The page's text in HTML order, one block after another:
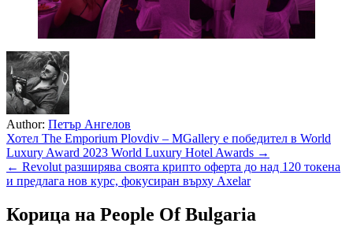
Author: Петър Ангелов
Навигация
Хотел The Emporium Plovdiv – MGallery e победител в World
Luxury Award 2023 World Luxury Hotel Awards →
← Revolut разширява своята крипто оферта до над 120 токена
и предлага нов курс, фокусиран върху Axelar
Корица на People Of Bulgaria